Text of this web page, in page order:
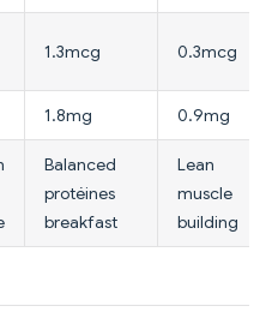
1.3mcg 0.3mcg
1.8mg 0.9mg
Balanced
protéines
breakfast
Lean
muscle
building